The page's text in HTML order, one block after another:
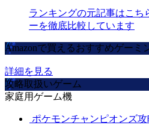
ランキングの元記事はこち
ーを徹底比較しています
Amazonで買えるおすすめゲーミ
詳細を見る
攻略取扱いゲーム
家庭用ゲーム機
ポケモンチャンピオンズ攻